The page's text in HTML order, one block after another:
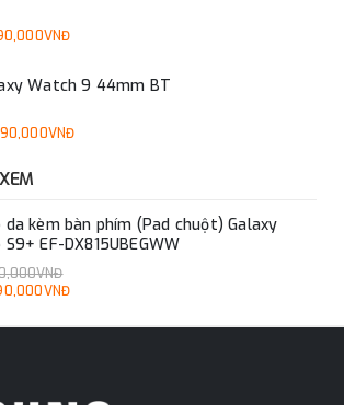
Watch 9 44mm BT
da kèm bàn phím (Pad chuột) Galaxy
S9+ EF-DX815UBEGWW